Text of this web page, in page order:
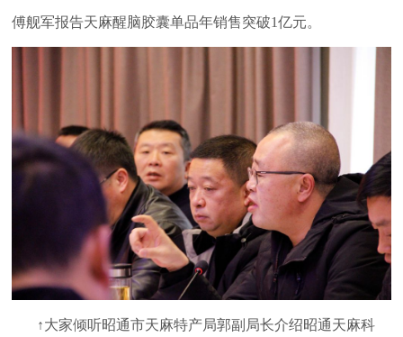
傅舰军报告天麻醒脑胶囊单品年销售突破1亿元。
↑大家倾听昭通市天麻特产局郭副局长介绍昭通天麻科